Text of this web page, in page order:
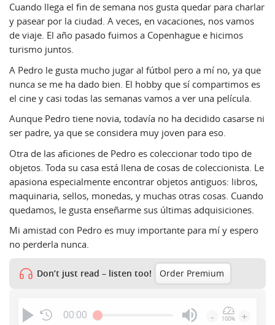
Cuando llega el fin de semana nos gusta quedar para charlar
y pasear por la ciudad. A veces, en vacaciones, nos vamos
de viaje. El año pasado fuimos a Copenhague e hicimos
turismo juntos.
A Pedro le gusta mucho jugar al fútbol pero a mí no, ya que
nunca se me ha dado bien. El hobby que sí compartimos es
el cine y casi todas las semanas vamos a ver una película.
Aunque Pedro tiene novia, todavía no ha decidido casarse ni
ser padre, ya que se considera muy joven para eso.
Otra de las aficiones de Pedro es coleccionar todo tipo de
objetos. Toda su casa está llena de cosas de coleccionista. Le
apasiona especialmente encontrar objetos antiguos: libros,
maquinaria, sellos, monedas, y muchas otras cosas. Cuando
quedamos, le gusta enseñarme sus últimas adquisiciones.
Mi amistad con Pedro es muy importante para mí y espero
no perderla nunca.
Don’t just read – listen too! Order Premium
00:00 - 100% +